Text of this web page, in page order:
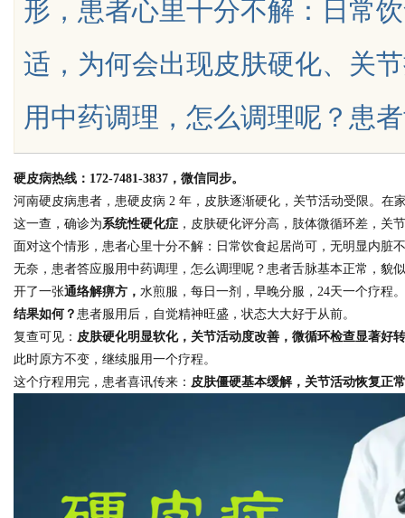
Bo
形，患者心里十分不解：日常
适，为何会出现皮肤硬化、关
用中药调理，怎么调理呢？患
硬皮病热线：172-7481-3837，微信同步。
河南硬皮病患者，患硬皮病 2 年，皮肤逐渐硬化，关节活动受限。在
这一查，确诊为系统性硬化症 ，皮肤硬化评分高，肢体微循环差，关
面对这个情形，患者心里十分不解：日常饮食起居尚可，无明显内脏
无奈，患者答应服用中药调理，怎么调理呢？患者舌脉基本正常，貌
开了一张通络解痹方， 水煎服，每日一剂，早晚分服，24天一个疗程。
结果如何？ 患者服用后，自觉精神旺盛，状态大大好于从前。
复查可见： 皮肤硬化明显软化，关节活动度改善，微循环检查显著好转
此时原方不变，继续服用一个疗程。
这个疗程用完，患者喜讯传来： 皮肤僵硬基本缓解，关节活动恢复正